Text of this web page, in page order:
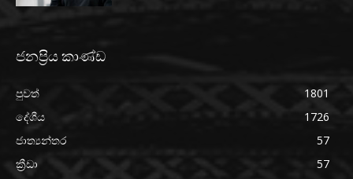
ජනප්‍රිය කාණ්ඩ
පුවත්
1801
දේශීය
1726
ජාත්‍යන්තර
57
ක්‍රීඩා
57